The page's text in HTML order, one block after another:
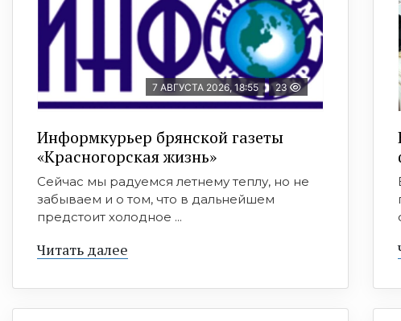
7 АВГУСТА 2026, 18:55 23
Информкурьер брянской газеты
«Красногорская жизнь»
Сейчас мы радуемся летнему теплу, но не
забываем и о том, что в дальнейшем
предстоит холодное ...
Читать далее